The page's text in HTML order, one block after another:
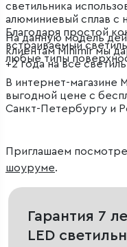
светильника
алюминиевый сплав с
Благодаря простой
встраиваемый
любые типы
На данную модель
клиентам Minimir мы
+2 года на все
В интернет-
выгодной цене с
Санкт-Петербургу и
Приглашаем
шоуруме.
Гарантия 7
LED